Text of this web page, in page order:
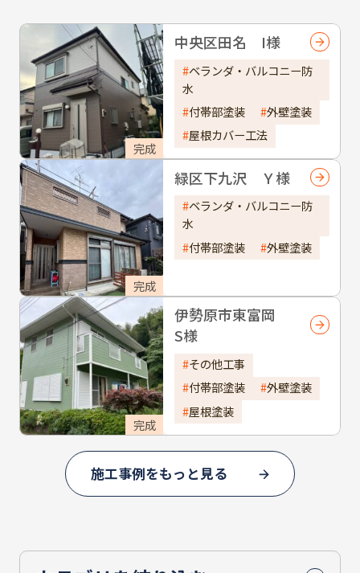
完成
中央区田名 I様
ベランダ・バルコニー防
水
付帯部塗装
外壁塗装
屋根カバー工法
完成
緑区下九沢 Ｙ様
ベランダ・バルコニー防
水
付帯部塗装
外壁塗装
完成
伊勢原市東富岡
S様
その他工事
付帯部塗装
外壁塗装
屋根塗装
施工事例をもっと見る